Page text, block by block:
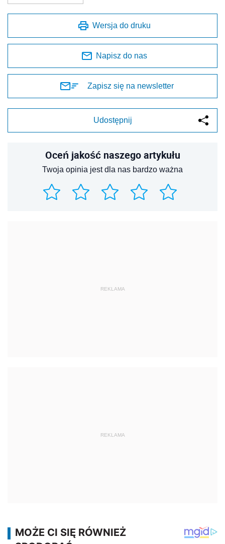
Wersja do druku
Napisz do nas
Zapisz się na newsletter
Udostępnij
Oceń jakość naszego artykułu
Twoja opinia jest dla nas bardzo ważna
REKLAMA
REKLAMA